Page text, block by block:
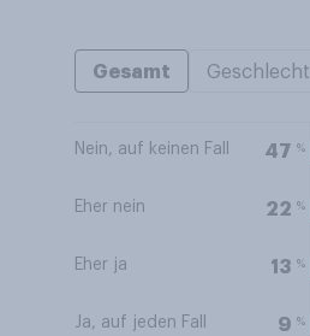
Gesamt Geschlecht
Nein, auf keinen Fall 47 %
Eher nein 22 %
Eher ja 13 %
Ja, auf jeden Fall 9 %